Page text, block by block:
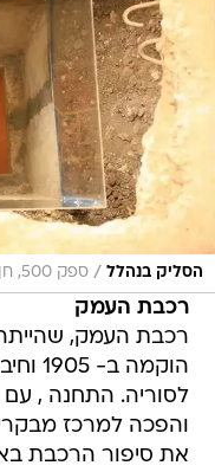
הסליק בנהלל / ספק 500, חן לאופולד, המועצה לשימור אתרי מורשת
רכבת העמק
רכבת העמק,
לסוריה. התחנה ,
והפכה למרכז
את סיפור הרכבת